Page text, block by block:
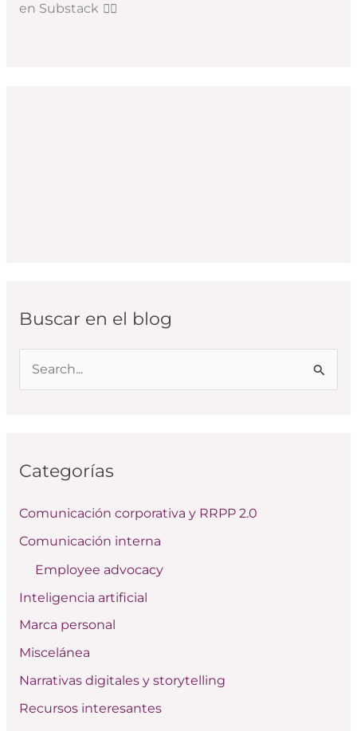
en Substack 👇🏻
Buscar en el blog
a
p
o
:
Categorías
Comunicación corporativa y RRPP 2.0
Comunicación interna
Employee advocacy
Inteligencia artificial
Marca personal
Miscelánea
Narrativas digitales y storytelling
Recursos interesantes